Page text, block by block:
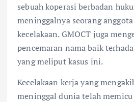
sebuah koperasi berbadan
meninggalnya seorang
kecelakaan. GMOCT juga
pencemaran nama baik
yang meliput kasus ini.
Kecelakaan kerja yang
meninggal dunia telah memicu